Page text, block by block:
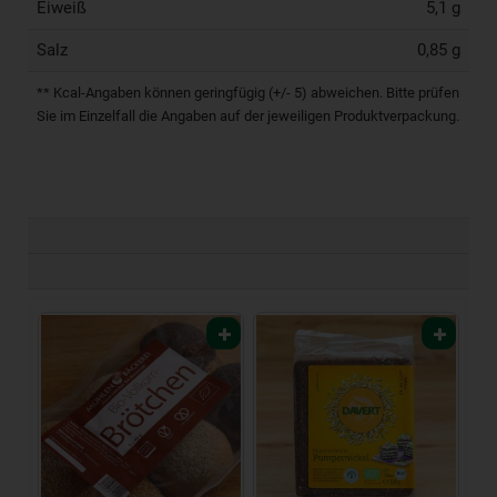
Eiweiß 5,1 g
Salz 0,85 g
** Kcal-Angaben können geringfügig (+/- 5) abweichen. Bitte prüfen
Sie im Einzelfall die Angaben auf der jeweiligen Produktverpackung.